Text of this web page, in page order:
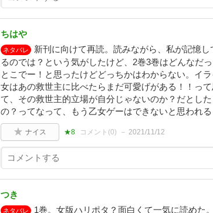
ちはや
ネタバレ
新刊に向けて再読。読みながら、私が記憶
るのでは？という気がしたけど、2巻3巻はどんなだ
とこでー！と思ったけどどっちかはわからない。イ
女はあの救世主に比べたらまだ可愛げがある！！っ
て、その救世主的立場が自分じゃないのか？だとし
の？ってなって、もう乙女ゲーはできないと思われる
ナイス ★8 コメント(0) 2021/11/12
つき
ネタバレ 1巻。女版ハリポタ？面白くて一気に読めた